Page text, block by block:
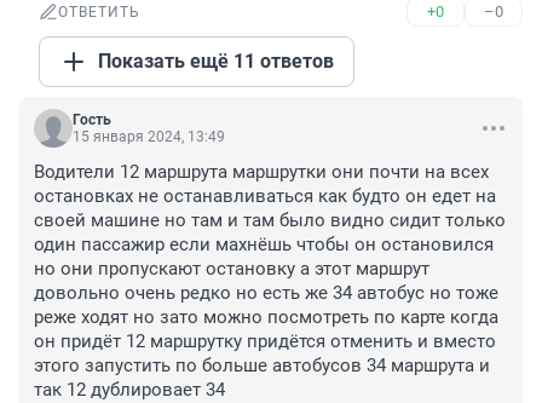
ОТВЕТИТЬ +0 –0
Показать ещё 11 ответов
Гость
15 января 2024, 13:49
Водители 12 маршрута маршрутки они почти на всех
остановках не останавливаться как будто он едет на
своей машине но там и там было видно сидит только
один пассажир если махнëшь чтобы он остановился
но они пропускают остановку а этот маршрут
довольно очень редко но есть же 34 автобус но тоже
реже ходят но зато можно посмотреть по карте когда
он придëт 12 маршрутку придëтся отменить и вместо
этого запустить по больше автобусов 34 маршрута и
так 12 дублировает 34